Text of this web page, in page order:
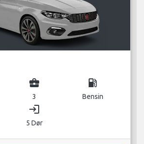
business_center
3
local_gas_station
Bensin
login
5 Dør